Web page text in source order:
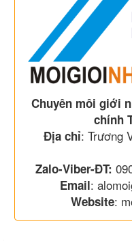
Chuyên môi giới
chính
Địa chỉ: Trương
Zalo-Viber-ĐT:
Email:
Website: